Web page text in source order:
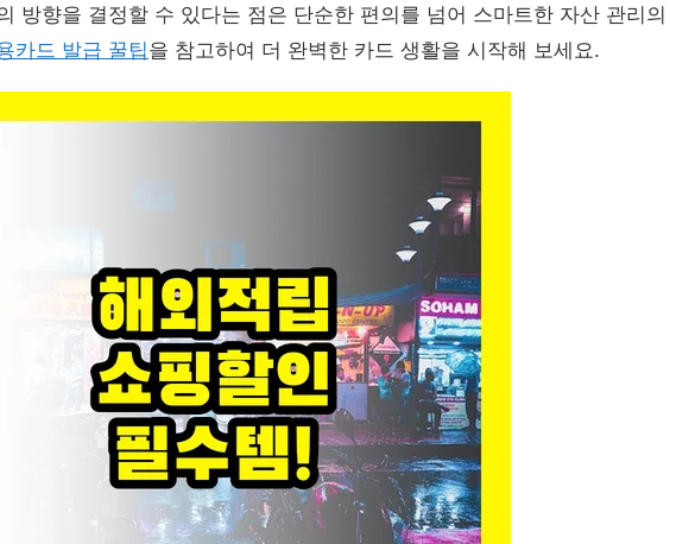
방향을 결정할 수 있다는 점은 단순한 편의를 넘어 스마트한 자산 관리의
카드 발급 꿀팁을 참고하여 더 완벽한 카드 생활을 시작해 보세요.